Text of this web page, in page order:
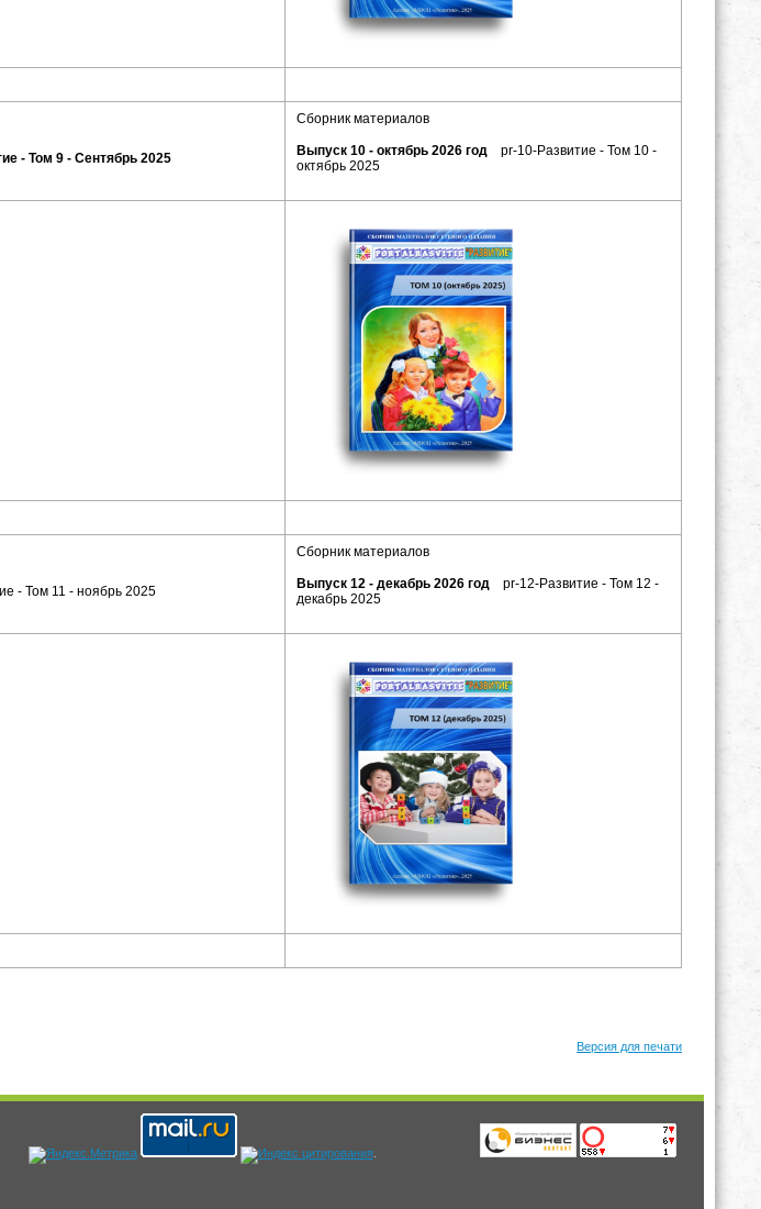
- Том 9 - Сентябрь 2025
Сборник материалов
Выпуск 10 - октябрь 2026 год pr-10-Развитие - Том 10 -
октябрь 2025
- Том 11 - ноябрь 2025
Сборник материалов
Выпуск 12 - декабрь 2026 год pr-12-Развитие - Том 12 -
декабрь 2025
Версия для печати